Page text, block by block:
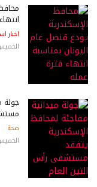
اخبار
الخميس 06 أغسطس 2026
جولة
صحة
الخميس 06 أغسطس 2026